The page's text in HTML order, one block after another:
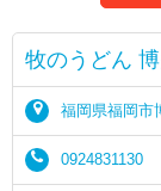
牧のうどん
福岡県福岡市
0924831130